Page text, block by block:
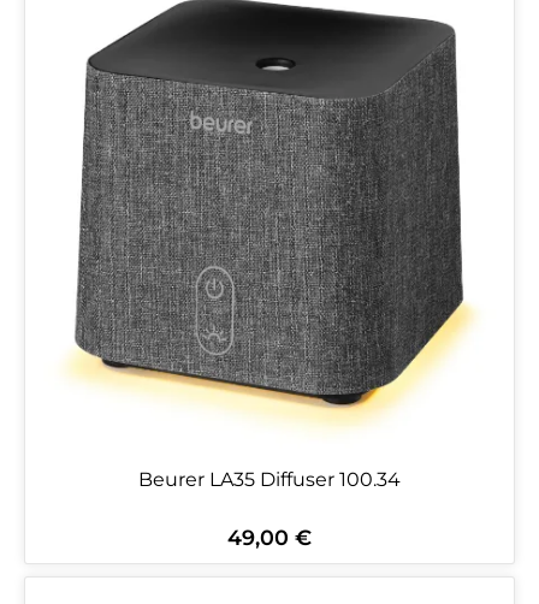
Beurer LA35 Diffuser 100.34
Regulärer Preis:
49,00 €